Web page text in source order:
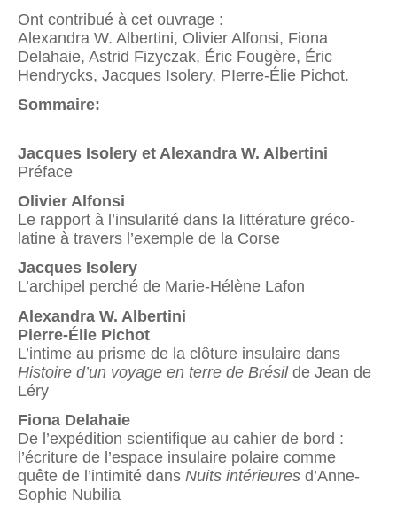
Ont contribué à cet ouvrage :
Alexandra W. Albertini, Olivier Alfonsi, Fiona
Delahaie, Astrid Fizyczak, Éric Fougère, Éric
Hendrycks, Jacques Isolery, PIerre-Élie Pichot.
Sommaire:
Jacques Isolery et Alexandra W. Albertini
Préface
Olivier Alfonsi
Le rapport à l’insularité dans la littérature gréco-
latine à travers l’exemple de la Corse
Jacques Isolery
L’archipel perché de Marie-Hélène Lafon
Alexandra W. Albertini
Pierre-Élie Pichot
L’intime au prisme de la clôture insulaire dans
Histoire d’un voyage en terre de Brésilde Jean de
Léry
Fiona Delahaie
De l’expédition scientifique au cahier de bord :
l’écriture de l’espace insulaire polaire comme
quête de l’intimité dans Nuits intérieures d’Anne-
Sophie Nubilia